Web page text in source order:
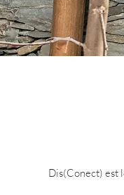
Dis(Conect) est